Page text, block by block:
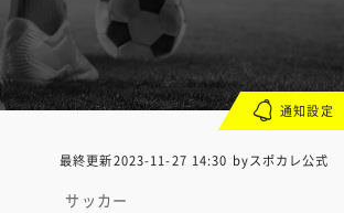
最終更新2023-11-27 14:30 byスポカレ公式
サッカー
通知設定